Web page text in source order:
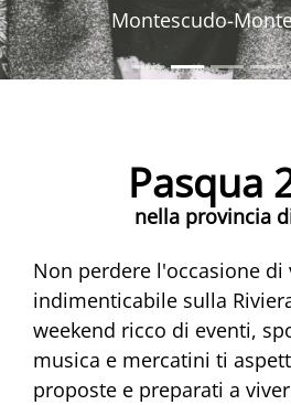
Montescudo-
Pasqua
nella provincia
Non perdere l'occasione di
indimenticabile sulla
weekend ricco di eventi,
musica e mercatini ti
proposte e preparati a